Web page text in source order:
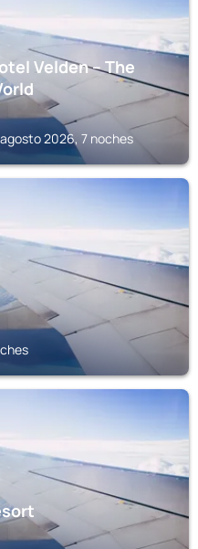
Velden – The
2026, 7 noches